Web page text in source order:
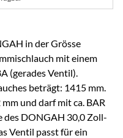
in der Grösse
mit einem
(gerades Ventil).
beträgt: 1415 mm.
und darf mit ca. BAR
des DONGAH 30,0 Zoll-
Ventil passt für ein